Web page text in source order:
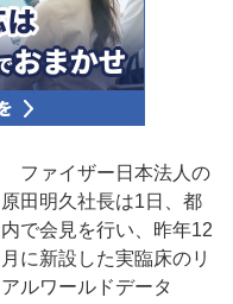
ファイザー日本法人の
原田明久社長は1日、都
内で会見を行い、昨年12
月に新設した実臨床のリ
アルワールドデータ